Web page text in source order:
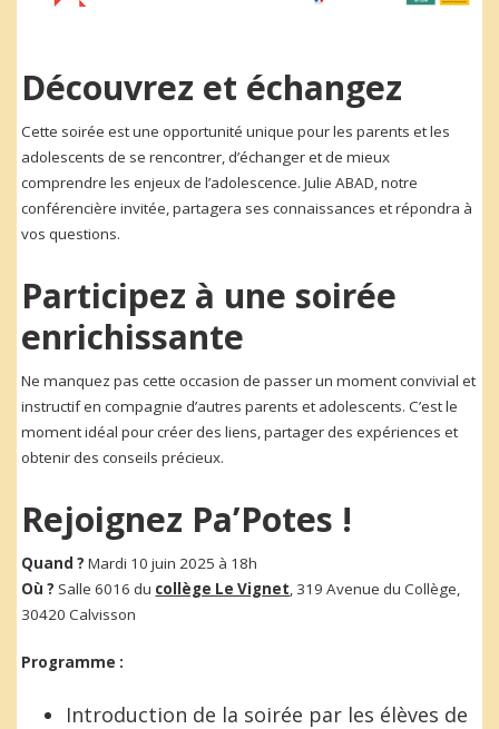
Découvrez et échangez
Cette soirée est une opportunité unique pour les parents et les
adolescents de se rencontrer, d’échanger et de mieux
comprendre les enjeux de l’adolescence. Julie ABAD, notre
conférencière invitée, partagera ses connaissances et répondra à
vos questions.
Participez à une soirée
enrichissante
Ne manquez pas cette occasion de passer un moment convivial et
instructif en compagnie d’autres parents et adolescents. C’est le
moment idéal pour créer des liens, partager des expériences et
obtenir des conseils précieux.
Rejoignez Pa’Potes !
Quand ? Mardi 10 juin 2025 à 18h
Où ? Salle 6016 du collège Le Vignet, 319 Avenue du Collège,
30420 Calvisson
Programme :
Introduction de la soirée par les élèves de